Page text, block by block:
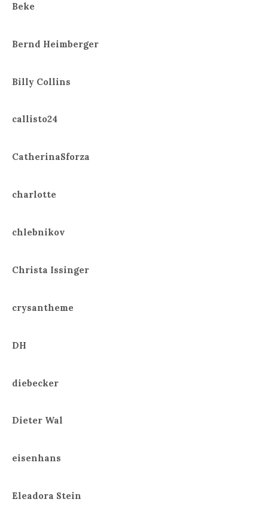
Beke
Bernd Heimberger
Billy Collins
callisto24
CatherinaSforza
charlotte
chlebnikov
Christa Issinger
crysantheme
DH
diebecker
Dieter Wal
eisenhans
Eleadora Stein